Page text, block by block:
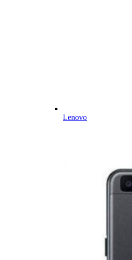
Lenovo